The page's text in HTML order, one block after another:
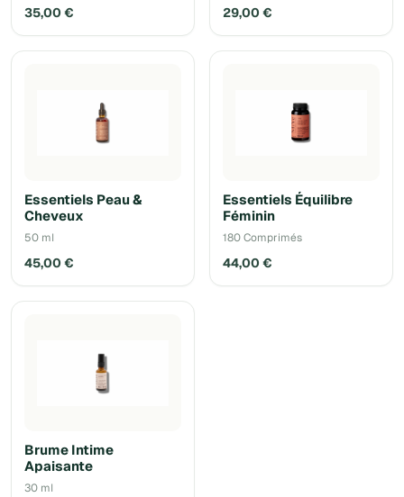
35,00 € 29,00 €
Essentiels Peau &
Cheveux
50 ml
45,00 €
Essentiels Équilibre
Féminin
180 Comprimés
44,00 €
Brume Intime
Apaisante
30 ml